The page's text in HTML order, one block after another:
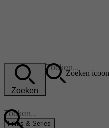
Zoeken
Zoeken icoon
Films & Series